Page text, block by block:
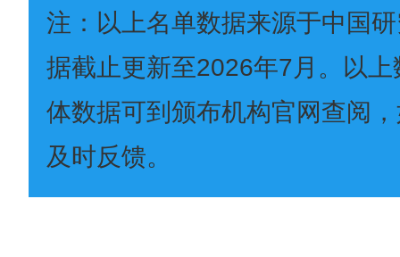
注：以上名单数据来源于中国
据截止更新至2026年7月。以
体数据可到颁布机构官网查阅
及时反馈。